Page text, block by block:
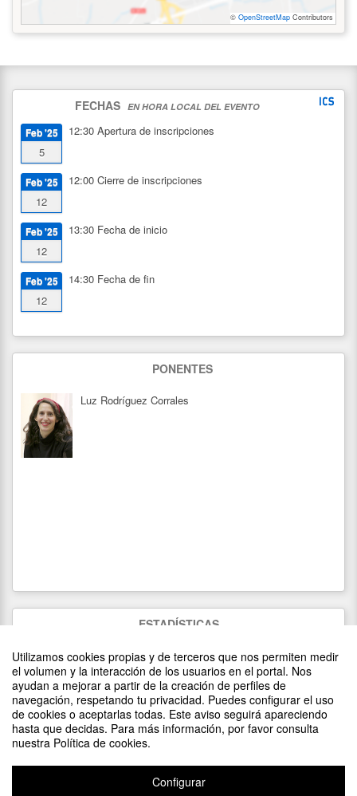
Utilizamos cookies propias y de terceros que nos permiten medir
el volumen y la interacción de los usuarios en el portal. Nos
ayudan a mejorar a partir de la creación de perfiles de
navegación, respetando tu privacidad. Puedes configurar el uso
de cookies o aceptarlas todas. Este aviso seguirá apareciendo
hasta que decidas. Para más información, por favor consulta
nuestra Política de cookies.
Configurar
© OpenStreetMap Contributors
FECHAS EN HORA LOCAL DEL EVENTO
Feb '25
5
12:30 Apertura de inscripciones
Feb '25
12
12:00 Cierre de inscripciones
Feb '25
12
13:30 Fecha de inicio
Feb '25
12
14:30 Fecha de fin
PONENTES
Luz Rodríguez Corrales
ESTADÍSTICAS
1004visitas
22asistentes( 22confirmados)
DIFUNDE TU EVENTO PONIENDO EL SIGUIENTE CÓDIGO
EN TU SITIO